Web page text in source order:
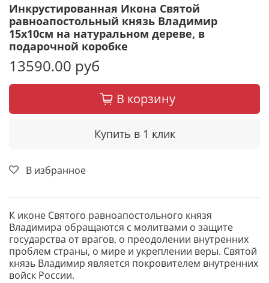
Инкрустированная Икона Святой
равноапостольный князь Владимир
15х10см на натуральном дереве, в
подарочной коробке
13590.00 руб
В корзину
Купить в 1 клик
В избранное
К иконе Святого равноапостольного князя
Владимира обращаются с молитвами о защите
государства от врагов, о преодолении внутренних
проблем страны, о мире и укреплении веры. Святой
князь Владимир является покровителем внутренних
войск России.